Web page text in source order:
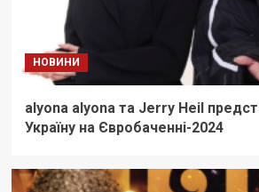
НОВИНИ
alyona alyona та Jerry Heil
Україну на Євробаченні-2024